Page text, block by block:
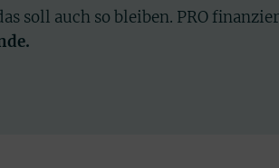
soll auch so bleiben. PRO